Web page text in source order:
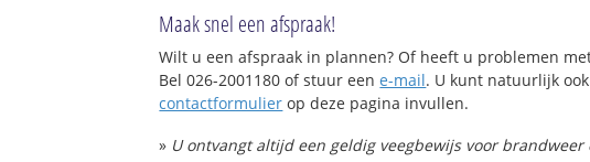
Maak snel een afspraak!
Wilt u een afspraak in plannen? Of heeft u problemen
Bel 026-2001180 of stuur eene-mail. U kunt natuurlijk
contactformulier op deze pagina invullen.
» U ontvangt altijd een geldig veegbewijs voor brandweer